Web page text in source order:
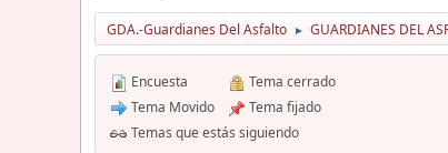
GDA.-Guardianes Del Asfalto ► GUARDIANES DEL
Encuesta
Tema Movido
Tema cerrado
Tema fijado
Temas que estás siguiendo